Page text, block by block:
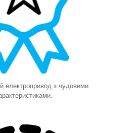
електропривод з чудовими